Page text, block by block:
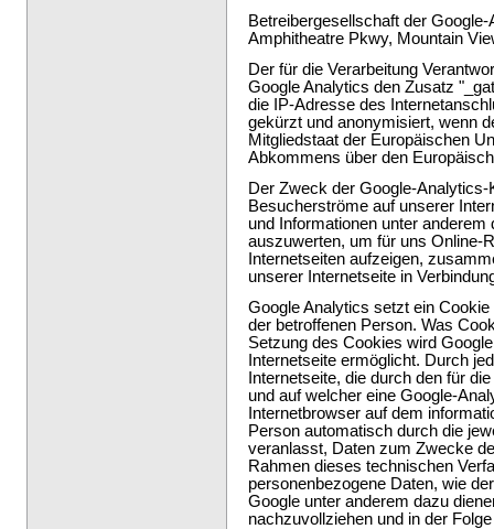
Betreibergesellschaft der
Amphitheatre Pkwy, Mountain
Der für die Verarbeitung
Google Analytics den Zusatz
die IP-Adresse des
gekürzt und anonymisiert, wenn
Mitgliedstaat der Europäischen
Abkommens über den
Der Zweck der Google-
Besucherströme auf unserer
und Informationen unter
auszuwerten, um für uns Online-
Internetseiten aufzeigen,
unserer Internetseite in
Google Analytics setzt ein
der betroffenen Person. Was
Setzung des Cookies wird
Internetseite ermöglicht. Durch
Internetseite, die durch den für
und auf welcher eine Google-
Internetbrowser auf dem
Person automatisch durch die
veranlasst, Daten zum Zwecke
Rahmen dieses technischen
personenbezogene Daten, wie
Google unter anderem dazu
nachzuvollziehen und in der